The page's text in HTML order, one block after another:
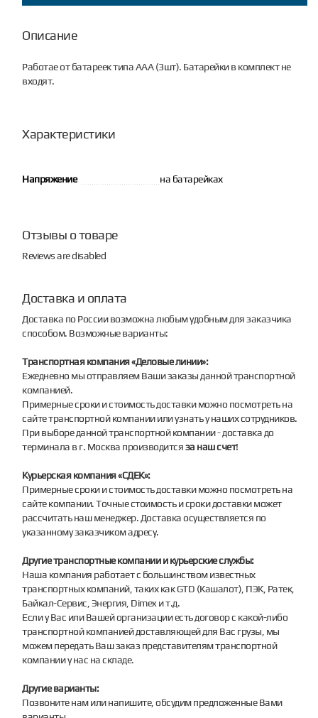
Описание
Работае от батареек типа ААА (3шт). Батарейки в комплект не
входят.
Характеристики
Напряжение на батарейках
Отзывы о товаре
Reviews are disabled
Доставка и оплата
Доставка по России возможна любым удобным для заказчика
способом. Возможные варианты:
Транспортная компания «Деловые линии»:
Ежедневно мы отправляем Ваши заказы данной транспортной
компанией.
Примерные сроки и стоимость доставки можно посмотреть на
сайте транспортной компании или узнать у наших сотрудников.
При выборе данной транспортной компании - доставка до
терминала в г. Москва производитсяза наш счет!
Курьерская компания «СДЕК»:
Примерные сроки и стоимость доставки можно посмотреть на
сайте компании. Точные стоимость и сроки доставки может
рассчитать наш менеджер. Доставка осуществляется по
указанному заказчиком адресу.
Другие транспортные компании и курьерские службы:
Наша компания работает с большинством известных
транспортных компаний, таких как GTD (Кашалот), ПЭК, Ратек,
Байкал-Сервис, Энергия, Dimex и т.д.
Если у Вас или Вашей организации есть договор с какой-либо
транспортной компанией доставляющей для Вас грузы, мы
можем передать Ваш заказ представителям транспортной
компании у нас на складе.
Другие варианты:
Позвоните нам или напишите, обсудим предложенные Вами